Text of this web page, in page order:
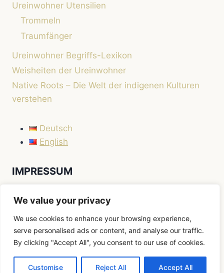
We value your privacy
We use cookies to enhance your browsing experience,
serve personalised ads or content, and analyse our traffic.
By clicking "Accept All", you consent to our use of cookies.
Customise Reject All Accept All
Ureinwohner Utensilien
Trommeln
Traumfänger
Ureinwohner Begriffs-Lexikon
Weisheiten der Ureinwohner
Native Roots – Die Welt der indigenen Kulturen
verstehen
Deutsch
English
IMPRESSUM
© 2026 Native Roots